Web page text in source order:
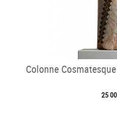
Colonne
25